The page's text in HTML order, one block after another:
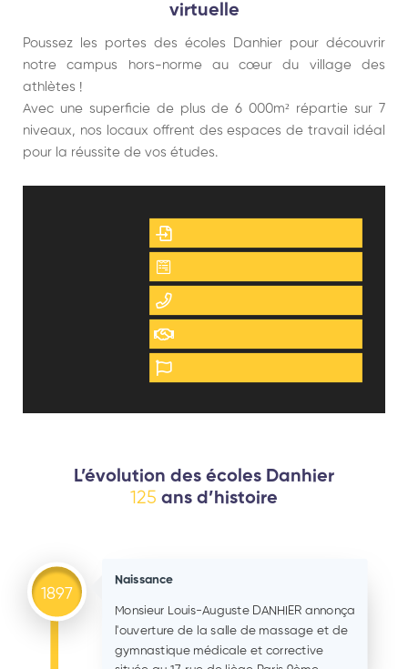
virtuelle
Poussez les portes des écoles Danhier pour découvrir
notre campus hors-norme au cœur du village des
athlètes !
Avec une superficie de plus de 6 000m² répartie sur 7
niveaux, nos locaux offrent des espaces de travail idéal
pour la réussite de vos études.
L’évolution des écoles Danhier
125 ans d’histoire
1897
Naissance
Monsieur Louis-Auguste DANHIER annonça
l'ouverture de la salle de massage et de
gymnastique médicale et corrective